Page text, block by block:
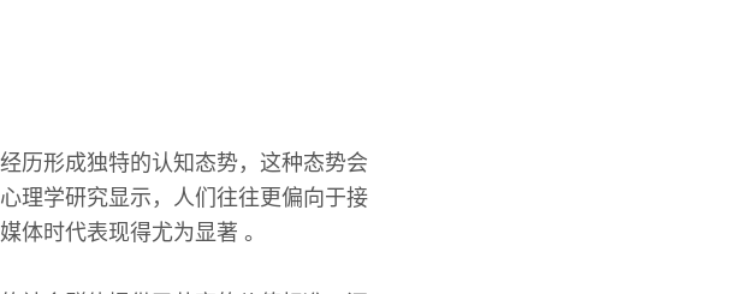
历形成独特的认知态势，这种态势会
理学研究显示，人们往往更偏向于接
体时代表现得尤为显著 。